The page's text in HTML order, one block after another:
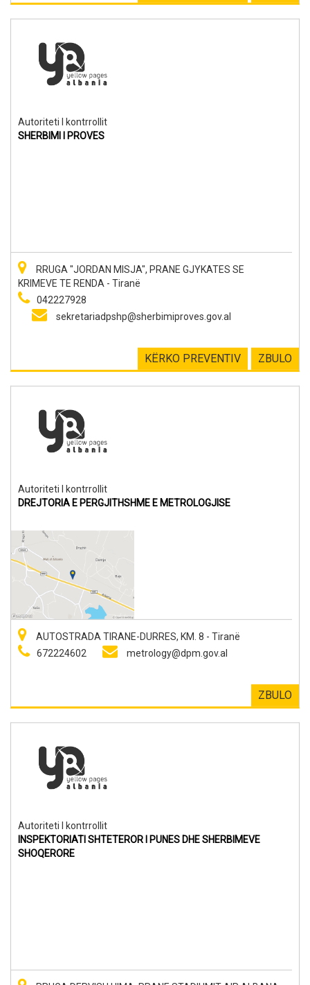
Autoriteti I kontrrollit
SHERBIMI I PROVES
RRUGA "JORDAN MISJA", PRANE GJYKATES SE
KRIMEVE TE RENDA - Tiranë
042227928
sekretariadpshp@sherbimiproves.gov.al
ZBULO
KËRKO PREVENTIV
Autoriteti I kontrrollit
DREJTORIA E PERGJITHSHME E METROLOGJISE
AUTOSTRADA TIRANE-DURRES, KM. 8 - Tiranë
672224602
metrology@dpm.gov.al
ZBULO
Autoriteti I kontrrollit
INSPEKTORIATI SHTETEROR I PUNES DHE SHERBIMEVE
SHOQERORE